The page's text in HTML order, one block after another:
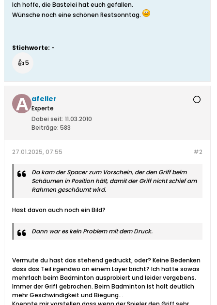
Ich hoffe, die Bastelei hat euch gefallen.
Wünsche noch eine schönen Restsonntag.
Stichworte: -
👍5
afeller
Experte
Dabei seit: 11.03.2010
Beiträge: 583
#2
27.01.2025, 07:55
Da kam der Spacer zum Vorschein, der den Griff beim
Schäumen in Position hält, damit der Griff nicht schief am
Rahmen geschäumt wird.
Hast davon auch noch ein Bild?
Dann war es kein Problem mit dem Druck.
Vermute du hast das stehend gedruckt, oder? Keine Bedenken
dass das Teil irgendwo an einem Layer bricht? Ich hatte sowas
mehrfach beim Badminton ausprobiert und leider vergebens.
Immer der Griff gebrochen. Beim Badminton ist halt deutlich
mehr Geschwindigkeit und Biegung...